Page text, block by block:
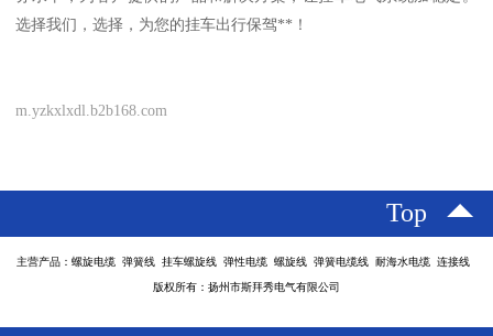
选择我们，选择，为您的挂车出行保驾**！
m.yzkxlxdl.b2b168.com
Top
主营产品：螺旋电缆 弹簧线 挂车螺旋线 弹性电缆 螺旋线 弹簧电缆线 耐海水电缆 连接线
版权所有：扬州市斯拜秀电气有限公司